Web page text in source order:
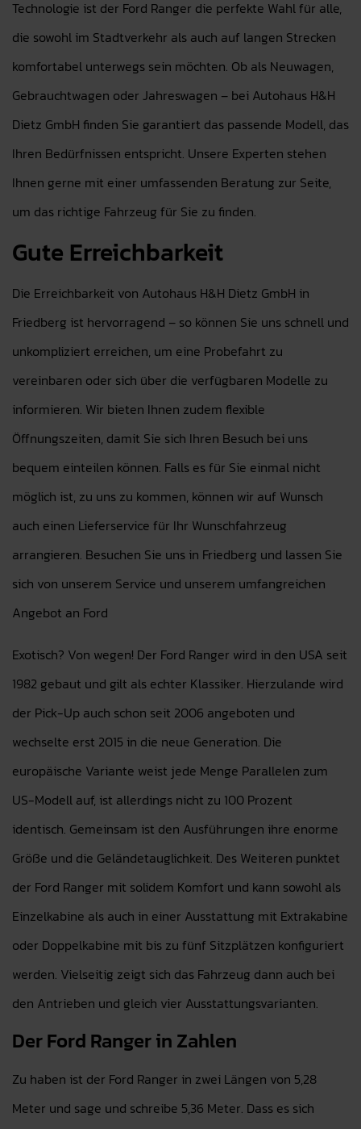
Technologie ist der Ford Ranger die perfekte Wahl für alle,
die sowohl im Stadtverkehr als auch auf langen Strecken
komfortabel unterwegs sein möchten. Ob als Neuwagen,
Gebrauchtwagen oder Jahreswagen – bei Autohaus H&H
Dietz GmbH finden Sie garantiert das passende Modell, das
Ihren Bedürfnissen entspricht. Unsere Experten stehen
Ihnen gerne mit einer umfassenden Beratung zur Seite,
um das richtige Fahrzeug für Sie zu finden.
Gute Erreichbarkeit
Die Erreichbarkeit von Autohaus H&H Dietz GmbH in
Friedberg ist hervorragend – so können Sie uns schnell und
unkompliziert erreichen, um eine Probefahrt zu
vereinbaren oder sich über die verfügbaren Modelle zu
informieren. Wir bieten Ihnen zudem flexible
Öffnungszeiten, damit Sie sich Ihren Besuch bei uns
bequem einteilen können. Falls es für Sie einmal nicht
möglich ist, zu uns zu kommen, können wir auf Wunsch
auch einen Lieferservice für Ihr Wunschfahrzeug
arrangieren. Besuchen Sie uns in Friedberg und lassen Sie
sich von unserem Service und unserem umfangreichen
Angebot an Ford
Exotisch? Von wegen! Der Ford Ranger wird in den USA seit
1982 gebaut und gilt als echter Klassiker. Hierzulande wird
der Pick-Up auch schon seit 2006 angeboten und
wechselte erst 2015 in die neue Generation. Die
europäische Variante weist jede Menge Parallelen zum
US-Modell auf, ist allerdings nicht zu 100 Prozent
identisch. Gemeinsam ist den Ausführungen ihre enorme
Größe und die Geländetauglichkeit. Des Weiteren punktet
der Ford Ranger mit solidem Komfort und kann sowohl als
Einzelkabine als auch in einer Ausstattung mit Extrakabine
oder Doppelkabine mit bis zu fünf Sitzplätzen konfiguriert
werden. Vielseitig zeigt sich das Fahrzeug dann auch bei
den Antrieben und gleich vier Ausstattungsvarianten.
Der Ford Ranger in Zahlen
Zu haben ist der Ford Ranger in zwei Längen von 5,28
Meter und sage und schreibe 5,36 Meter. Dass es sich